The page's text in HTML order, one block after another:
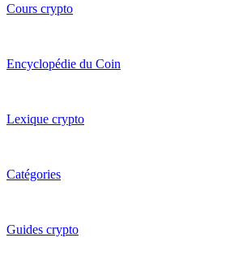
Cours crypto
Encyclopédie du Coin
Lexique crypto
Catégories
Guides crypto